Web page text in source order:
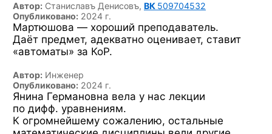
Автор: Станиславъ Денисовъ, ВК 509704532
Опубликовано: 2024 г.
Мартюшова — хороший преподаватель.
Даёт предмет, адекватно оценивает, ставит
«автоматы» за КоР.
Автор: Инженер
Опубликовано: 2024 г.
Янина Германовна вела у нас лекции
по дифф. уравнениям.
К огромнейшему сожалению, остальные